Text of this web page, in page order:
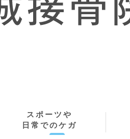
スポーツや
日常でのケガ